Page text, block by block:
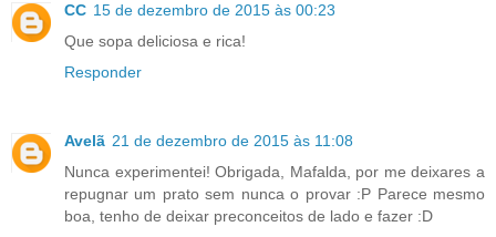
CC 15 de dezembro de 2015 às 00:23
Que sopa deliciosa e rica!
Responder
Avelã 21 de dezembro de 2015 às 11:08
Nunca experimentei! Obrigada, Mafalda, por me deixares a
repugnar um prato sem nunca o provar :P Parece mesmo
boa, tenho de deixar preconceitos de lado e fazer :D